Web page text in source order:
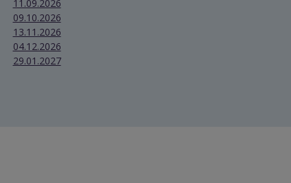
11.09.2026
09.10.2026
13.11.2026
04.12.2026
29.01.2027